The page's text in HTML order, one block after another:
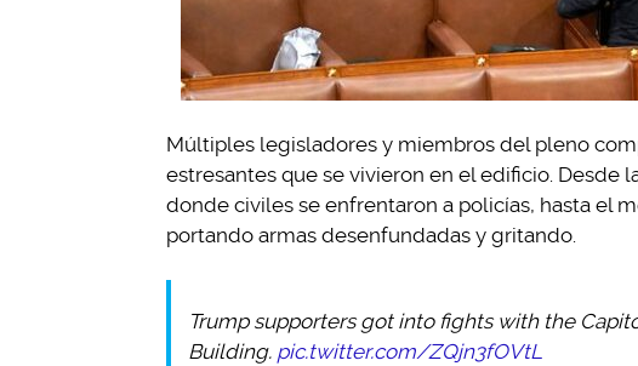
Múltiples legisladores y miembros del pleno
estresantes que se vivieron en el edificio. Desde
donde civiles se enfrentaron a policías, hasta el
portando armas desenfundadas y gritando.
Trump supporters got into fights with the
Building. pic.twitter.com/ZQjn3fOVtL